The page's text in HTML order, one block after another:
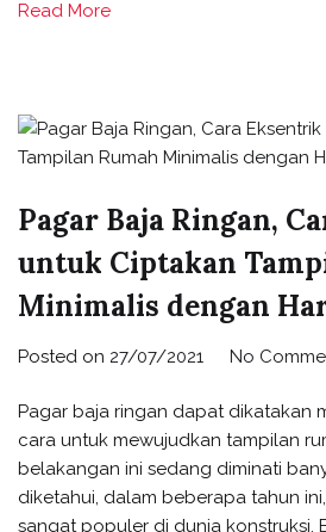
Read More
Pagar Baja Ringan,
untuk Ciptakan
Minimalis dengan
Posted on 27/07/2021 No
Pagar baja ringan dapat dikatakan
cara untuk mewujudkan tampilan
belakangan ini sedang diminati
diketahui, dalam beberapa tahun
sangat populer di dunia konstruksi.